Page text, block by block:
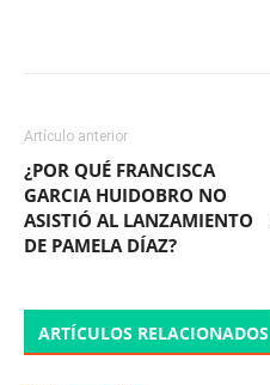
Artículo anterior
¿POR QUÉ FRANCISCA
GARCIA HUIDOBRO NO
ASISTIÓ AL LANZAMIENTO
DE PAMELA DÍAZ?
ARTÍCULOS RELACIONADOS